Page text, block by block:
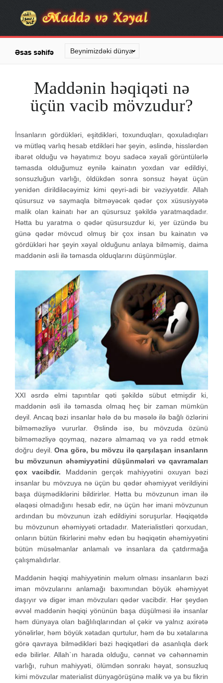
Maddənin həqiqəti nə
üçün vacib mövzudur?
İnsanların gördükləri, eşitdikləri, toxunduqları, qoxuladıqları
və mütləq varlıq hesab etdikləri hər şeyin, əslində, hisslərdən
ibarət olduğu və həyatımız boyu sadəcə xəyali görüntülərlə
təmasda olduğumuz eynilə kainatın yoxdan var edildiyi,
sonsuzluğun varlığı, öldükdən sonra sonsuz həyat üçün
yenidən dirildiləcəyimiz kimi qeyri-adi bir vəziyyətdir. Allah
qüsursuz və saymaqla bitməyəcək qədər çox xüsusiyyətə
malik olan kainatı hər an qüsursuz şəkildə yaratmaqdadır.
Hətta bu yaratma o qədər qüsursuzdur ki, yer üzündə bu
günə qədər mövcud olmuş bir çox insan bu kainatın və
gördükləri hər şeyin xəyal olduğunu anlaya bilməmiş, daima
maddənin əsli ilə təmasda olduqlarını düşünmüşlər.
XXI əsrdə elmi tapıntılar qəti şəkildə sübut etmişdir ki,
maddənin əsli ilə təmasda olmaq heç bir zaman mümkün
deyil. Ancaq bəzi insanlar hələ də bu məsələ ilə bağlı özlərini
bilməməzliyə vururlar. Əslində isə, bu mövzuda özünü
bilməməzliyə qoymaq, nəzərə almamaq və ya rədd etmək
doğru deyil.Ona görə, bu mövzu ilə qarşılaşan insanların
bu mövzunun əhəmiyyətini düşünmələri və qavramaları
çox vacibdir. Maddənin gerçək mahiyyətini oxuyan bəzi
insanlar bu mövzuya nə üçün bu qədər əhəmiyyət verildiyini
başa düşmədiklərini bildirirlər. Hətta bu mövzunun iman ilə
əlaqəsi olmadığını hesab edir, nə üçün hər imani mövzunun
ardından bu mövzunun izah edildiyini soruşurlar. Həqiqətdə
bu mövzunun əhəmiyyəti ortadadır. Materialistləri qorxudan,
onların bütün fikirlərini məhv edən bu həqiqətin əhəmiyyətini
bütün müsəlmanlar anlamalı və insanlara da çatdırmağa
çalışmalıdırlar.
Maddənin həqiqi mahiyyətinin məlum olması insanların bəzi
iman mövzularını anlamağı baxımından böyük əhəmiyyət
daşıyır və digər iman mövzuları qədər vacibdir. Hər şeydən
əvvəl maddənin həqiqi yönünün başa düşülməsi ilə insanlar
həm dünyaya olan bağlılıqlarından əl çəkir və yalnız axirətə
yönəlirlər, həm böyük xətadan qurtulur, həm də bu xətalarına
görə qavraya bilmədikləri bəzi həqiqətləri də asanlıqla dərk
edə bilirlər. Allah`ın harada olduğu, cənnət və cəhənnəmin
varlığı, ruhun mahiyyəti, ölümdən sonrakı həyat, sonsuzluq
kimi mövzular materialist dünyagörüşünə malik və ya bu fikrin